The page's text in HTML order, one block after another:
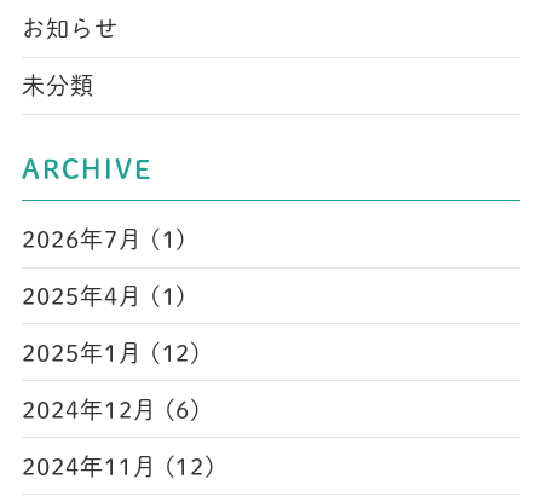
お知らせ
未分類
ARCHIVE
2026年7月 (1)
2025年4月 (1)
2025年1月 (12)
2024年12月 (6)
2024年11月 (12)